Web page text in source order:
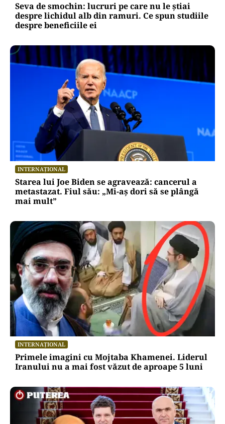
Seva de smochin: lucruri pe care nu le știai
despre lichidul alb din ramuri. Ce spun studiile
despre beneficiile ei
INTERNAȚIONAL
Starea lui Joe Biden se agravează: cancerul a
metastazat. Fiul său: „Mi-aș dori să se plângă
mai mult”
INTERNAȚIONAL
Primele imagini cu Mojtaba Khamenei. Liderul
Iranului nu a mai fost văzut de aproape 5 luni